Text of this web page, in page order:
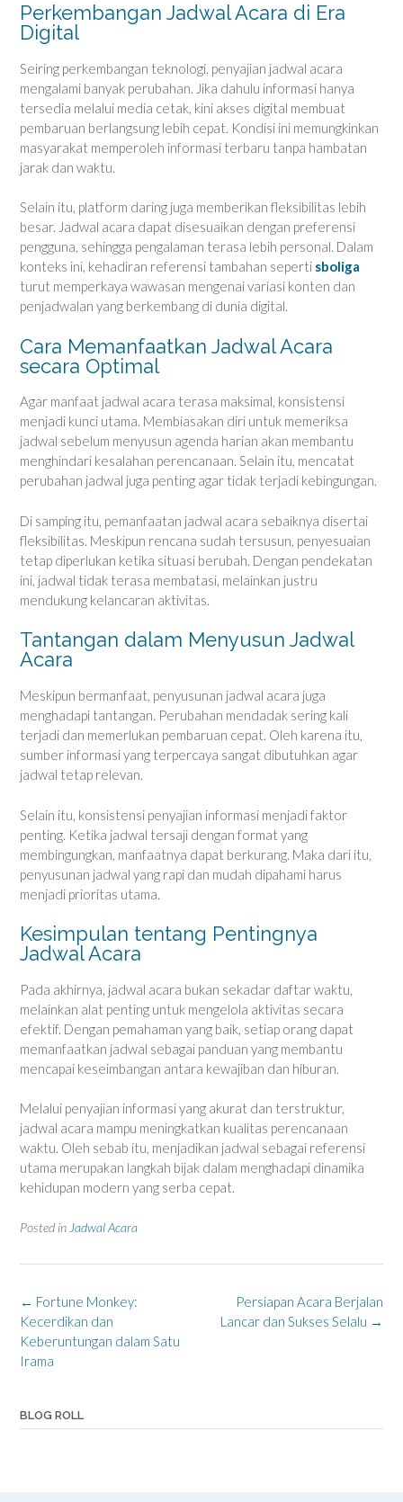
Perkembangan Jadwal Acara di Era
Digital
Seiring perkembangan teknologi, penyajian jadwal acara
mengalami banyak perubahan. Jika dahulu informasi hanya
tersedia melalui media cetak, kini akses digital membuat
pembaruan berlangsung lebih cepat. Kondisi ini memungkinkan
masyarakat memperoleh informasi terbaru tanpa hambatan
jarak dan waktu.
Selain itu, platform daring juga memberikan fleksibilitas lebih
besar. Jadwal acara dapat disesuaikan dengan preferensi
pengguna, sehingga pengalaman terasa lebih personal. Dalam
konteks ini, kehadiran referensi tambahan seperti sboliga
turut memperkaya wawasan mengenai variasi konten dan
penjadwalan yang berkembang di dunia digital.
Cara Memanfaatkan Jadwal Acara
secara Optimal
Agar manfaat jadwal acara terasa maksimal, konsistensi
menjadi kunci utama. Membiasakan diri untuk memeriksa
jadwal sebelum menyusun agenda harian akan membantu
menghindari kesalahan perencanaan. Selain itu, mencatat
perubahan jadwal juga penting agar tidak terjadi kebingungan.
Di samping itu, pemanfaatan jadwal acara sebaiknya disertai
fleksibilitas. Meskipun rencana sudah tersusun, penyesuaian
tetap diperlukan ketika situasi berubah. Dengan pendekatan
ini, jadwal tidak terasa membatasi, melainkan justru
mendukung kelancaran aktivitas.
Tantangan dalam Menyusun Jadwal
Acara
Meskipun bermanfaat, penyusunan jadwal acara juga
menghadapi tantangan. Perubahan mendadak sering kali
terjadi dan memerlukan pembaruan cepat. Oleh karena itu,
sumber informasi yang terpercaya sangat dibutuhkan agar
jadwal tetap relevan.
Selain itu, konsistensi penyajian informasi menjadi faktor
penting. Ketika jadwal tersaji dengan format yang
membingungkan, manfaatnya dapat berkurang. Maka dari itu,
penyusunan jadwal yang rapi dan mudah dipahami harus
menjadi prioritas utama.
Kesimpulan tentang Pentingnya
Jadwal Acara
Pada akhirnya, jadwal acara bukan sekadar daftar waktu,
melainkan alat penting untuk mengelola aktivitas secara
efektif. Dengan pemahaman yang baik, setiap orang dapat
memanfaatkan jadwal sebagai panduan yang membantu
mencapai keseimbangan antara kewajiban dan hiburan.
Melalui penyajian informasi yang akurat dan terstruktur,
jadwal acara mampu meningkatkan kualitas perencanaan
waktu. Oleh sebab itu, menjadikan jadwal sebagai referensi
utama merupakan langkah bijak dalam menghadapi dinamika
kehidupan modern yang serba cepat.
Posted in Jadwal Acara
Post
navigation
Persiapan Acara Berjalan
Lancar dan Sukses Selalu →
← Fortune Monkey:
Kecerdikan dan
Keberuntungan dalam Satu
Irama
BLOG ROLL